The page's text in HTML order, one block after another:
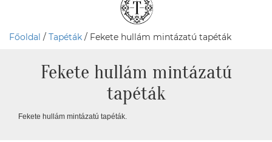
Főoldal / Tapéták / Fekete hullám mintázatú tapéták
Fekete hullám mintázatú
tapéták
Fekete hullám mintázatú tapéták.